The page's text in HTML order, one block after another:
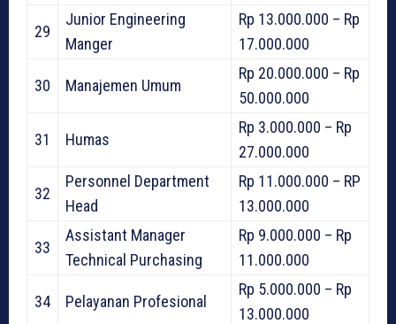
29
Junior Engineering
Manger
Rp 13.000.000 – Rp
17.000.000
30 Manajemen Umum
Rp 20.000.000 – Rp
50.000.000
31 Humas
Rp 3.000.000 – Rp
27.000.000
32
Personnel Department
Head
Rp 11.000.000 – RP
13.000.000
33
Assistant Manager
Technical Purchasing
Rp 9.000.000 – Rp
11.000.000
34 Pelayanan Profesional
Rp 5.000.000 – Rp
13.000.000